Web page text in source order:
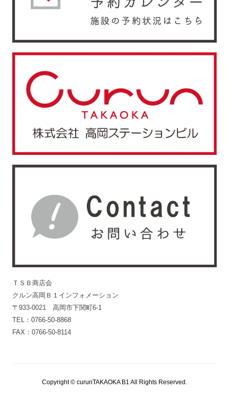
ＴＳＢ商店会
クルン高岡Ｂ１インフォメーション
〒933-0021 高岡市下関町6-1
TEL：0766-50-8868
FAX：0766-50-8114
Copyright © curunTAKAOKA B1 All Rights Reserved.